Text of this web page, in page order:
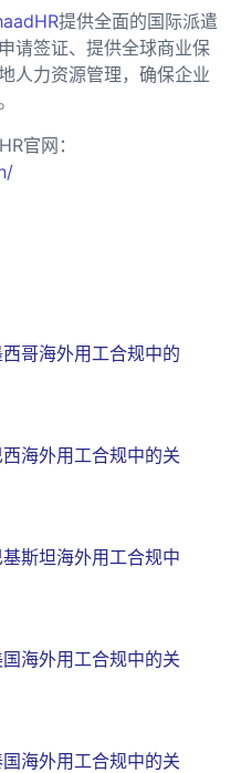
提供全面的国际派遣
请签证、提供全球商业保
人力资源管理，确保企业
官网：
哥海外用工合规中的
海外用工合规中的关
斯坦海外用工合规中
海外用工合规中的关
海外用工合规中的关